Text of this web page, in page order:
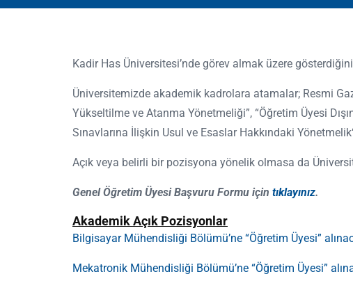
Kadir Has Üniversitesi’nde görev almak üzere
Üniversitemizde akademik kadrolara atamalar; Resmi
Yükseltilme ve Atanma Yönetmeliği”, “Öğretim Üyesi
Sınavlarına İlişkin Usul ve Esaslar Hakkındaki
Açık veya belirli bir pozisyona yönelik olmasa da
Genel Öğretim Üyesi Başvuru Formu için tıklayınız.
Akademik Açık Pozisyonlar
Bilgisayar Mühendisliği Bölümü’ne “Öğretim Üyesi”
Mekatronik Mühendisliği Bölümü’ne “Öğretim Üyesi”